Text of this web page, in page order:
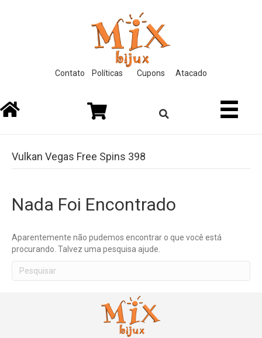
Contato Políticas Cupons Atacado
Vulkan Vegas Free Spins 398
Nada Foi Encontrado
Aparentemente não pudemos encontrar o que você está
procurando. Talvez uma pesquisa ajude.